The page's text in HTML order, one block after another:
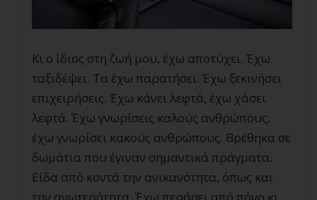
Κι ο ίδιος στη ζωή μου, έχω αποτύχει. Έχω
ταξιδέψει. Τα έχω παρατήσει. Έχω ξεκινήσει
επιχειρήσεις. Έχω κάνει λεφτά, έχω χάσει
λεφτά. Έχω γνωρίσεις καλούς ανθρώπους,
έχω γνωρίσει κακούς ανθρώπους. Βρέθηκα σε
δωμάτια που έγιναν σημαντικά πράγματα.
Είδα από κοντά την ανικανότητα, όπως και
την ανωτερότητα. Έχω περάσει από πόνο κι